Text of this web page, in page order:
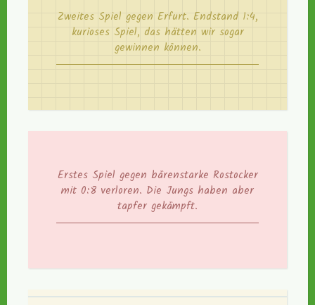
Zweites Spiel gegen Erfurt. Endstand 1:4,
kurioses Spiel, das hätten wir sogar
gewinnen können.
Erstes Spiel gegen bärenstarke Rostocker
mit 0:8 verloren. Die Jungs haben aber
tapfer gekämpft.